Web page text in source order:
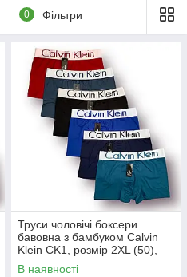
0 Фільтри
Труси чоловічі боксери
бавовна з бамбуком Calvin
Klein CK1, розмір 2XL (50),
асорті, 03215
В наявності